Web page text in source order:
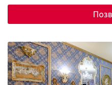
вида рыбы, овощи
полуфабрикаты, омлет и
молоко. Богатейших
народным ценам. Чисто.